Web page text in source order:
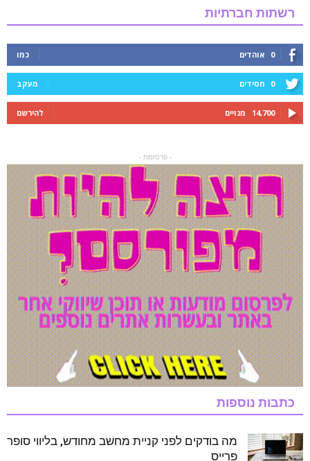
רשתות חברתיות
0 אוהדים כמו
0 חסידים מעקב
14,700 מנויים להירשם
- פרסומת -
כתבות נוספות
מה בודקים לפני קניית מחשב מחודש, בליווי סופר
פרייס